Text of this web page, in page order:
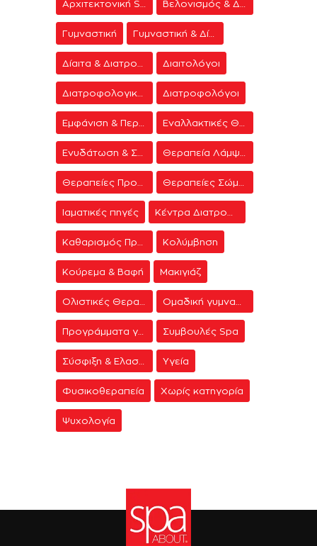
Γυμναστική Γυμναστική & Δίαιτα
Διαιτολόγοι
Διατροφολόγοι
Ιαματικές πηγές
Κολύμβηση
Κούρεμα & Βαφή Μακιγιάζ
Συμβουλές Spa
Υγεία
Φυσικοθεραπεία Χωρίς κατηγορία
Ψυχολογία